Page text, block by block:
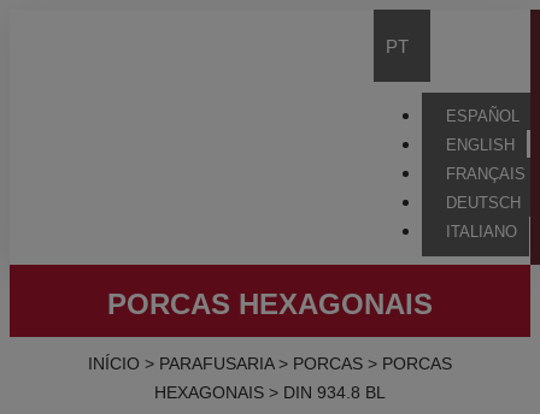
PT
ESPAÑOL
ENGLISH
FRANÇAIS
DEUTSCH
ITALIANO
PORCAS HEXAGONAIS
INÍCIO > PARAFUSARIA> PORCAS > PORCAS
HEXAGONAIS > DIN 934.8 BL